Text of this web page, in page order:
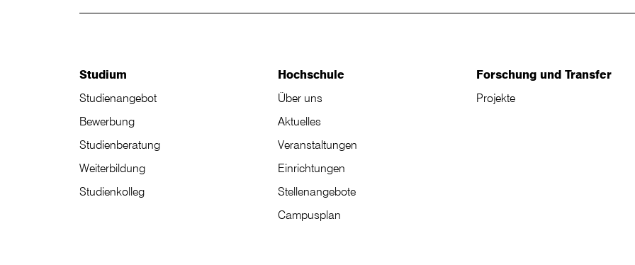
Studium
Studienangebot
Bewerbung
Studienberatung
Weiterbildung
Studienkolleg
Hochschule
Über uns
Aktuelles
Veranstaltungen
Einrichtungen
Stellenangebote
Campusplan
Forschung und Transfer
Projekte